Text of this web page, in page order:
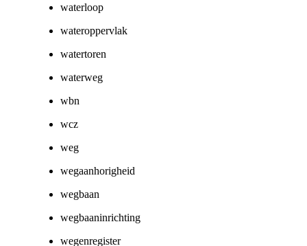
waterloop
wateroppervlak
watertoren
waterweg
wbn
wcz
weg
wegaanhorigheid
wegbaan
wegbaaninrichting
wegenregister